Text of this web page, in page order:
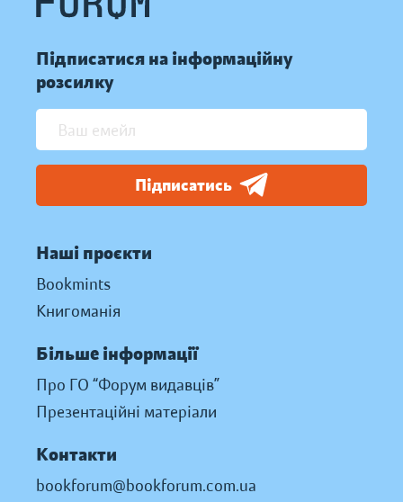
Підписатися на інформаційну
розсилку
Підписатись
Наші проєкти
Bookmints
Книгоманія
Більше інформації
Про ГО “Форум видавців”
Презентаційні матеріали
Контакти
bookforum@bookforum.com.ua